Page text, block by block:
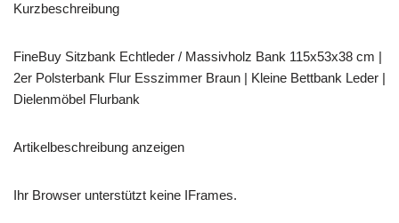
Kurzbeschreibung
FineBuy Sitzbank Echtleder / Massivholz Bank 115x53x38 cm |
2er Polsterbank Flur Esszimmer Braun | Kleine Bettbank Leder |
Dielenmöbel Flurbank
Artikelbeschreibung anzeigen
Ihr Browser unterstützt keine IFrames.